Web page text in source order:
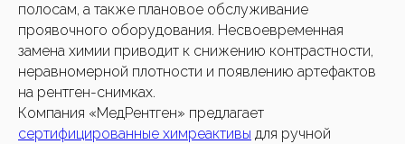
полосам, а также плановое обслуживание
проявочного оборудования. Несвоевременная
замена химии приводит к снижению контрастности,
неравномерной плотности и появлению артефактов
на рентген-снимках.
Компания «МедРентген» предлагает
сертифицированные химреактивы для ручной